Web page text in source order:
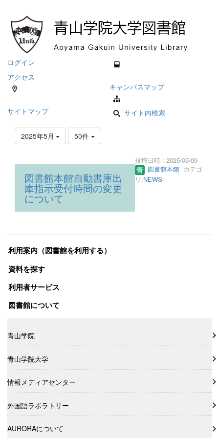
ログイン
アクセス
キャンパスマップ
サイトマップ サイト内検索
2025年5月 50件
図書館本館自動書庫出
庫指示受付時間の変更
について
投稿日時 : 2025/05/09
図書館本館カテゴ
リ:NEWS
利用案内（図書館を利用する）
資料を探す
利用者サービス
図書館について
青山学院
青山学院大学
情報メディアセンター
外国語ラボラトリー
AURORAについて